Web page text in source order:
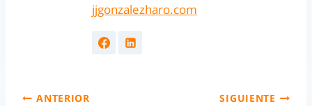
jjgonzalezharo.com
ANTERIOR SIGUIENTE